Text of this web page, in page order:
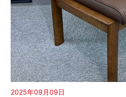
2025年09月09日